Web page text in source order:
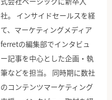
社。 インサイドセールスを経
て、マーケティングメディア
ferretの編集部でインタビュ
ー記事を中心とした企画・執
筆などを担当。 同時期に数社
のコンテンツマーケティング